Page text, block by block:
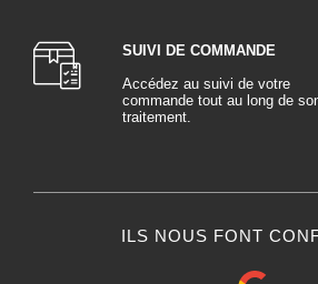
SUIVI DE COMMANDE
Accédez au suivi de votre
commande tout au long de
traitement.
ILS NOUS FONT